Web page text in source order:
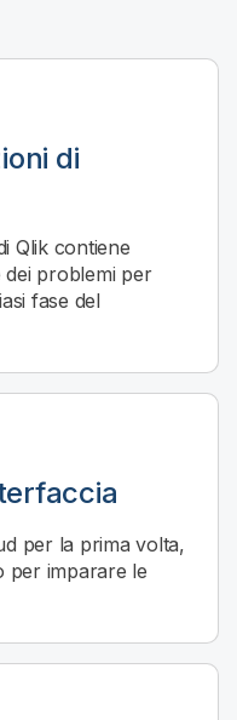
di
Qlikcontiene
problemi per
fase del
per la prima volta,
per imparare le